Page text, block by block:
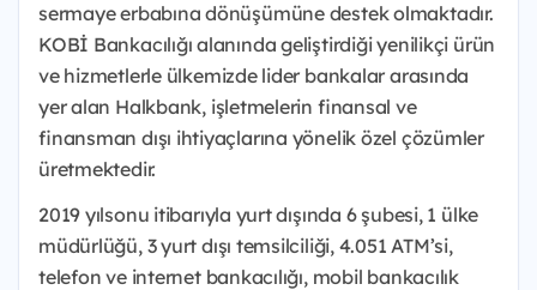
sermaye erbabına dönüşümüne destek olmaktadır.
KOBİ Bankacılığı alanında geliştirdiği yenilikçi ürün
ve hizmetlerle ülkemizde lider bankalar arasında
yer alan Halkbank, işletmelerin finansal ve
finansman dışı ihtiyaçlarına yönelik özel çözümler
üretmektedir.
2019 yılsonu itibarıyla yurt dışında 6 şubesi, 1 ülke
müdürlüğü, 3 yurt dışı temsilciliği, 4.051 ATM’si,
telefon ve internet bankacılığı, mobil bankacılık